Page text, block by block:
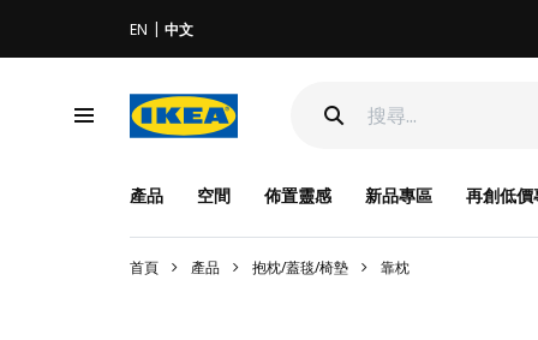
EN 中文
產品 空間 佈置靈感 新品專區 再創低價
首頁 產品 抱枕/蓋毯/椅墊 靠枕